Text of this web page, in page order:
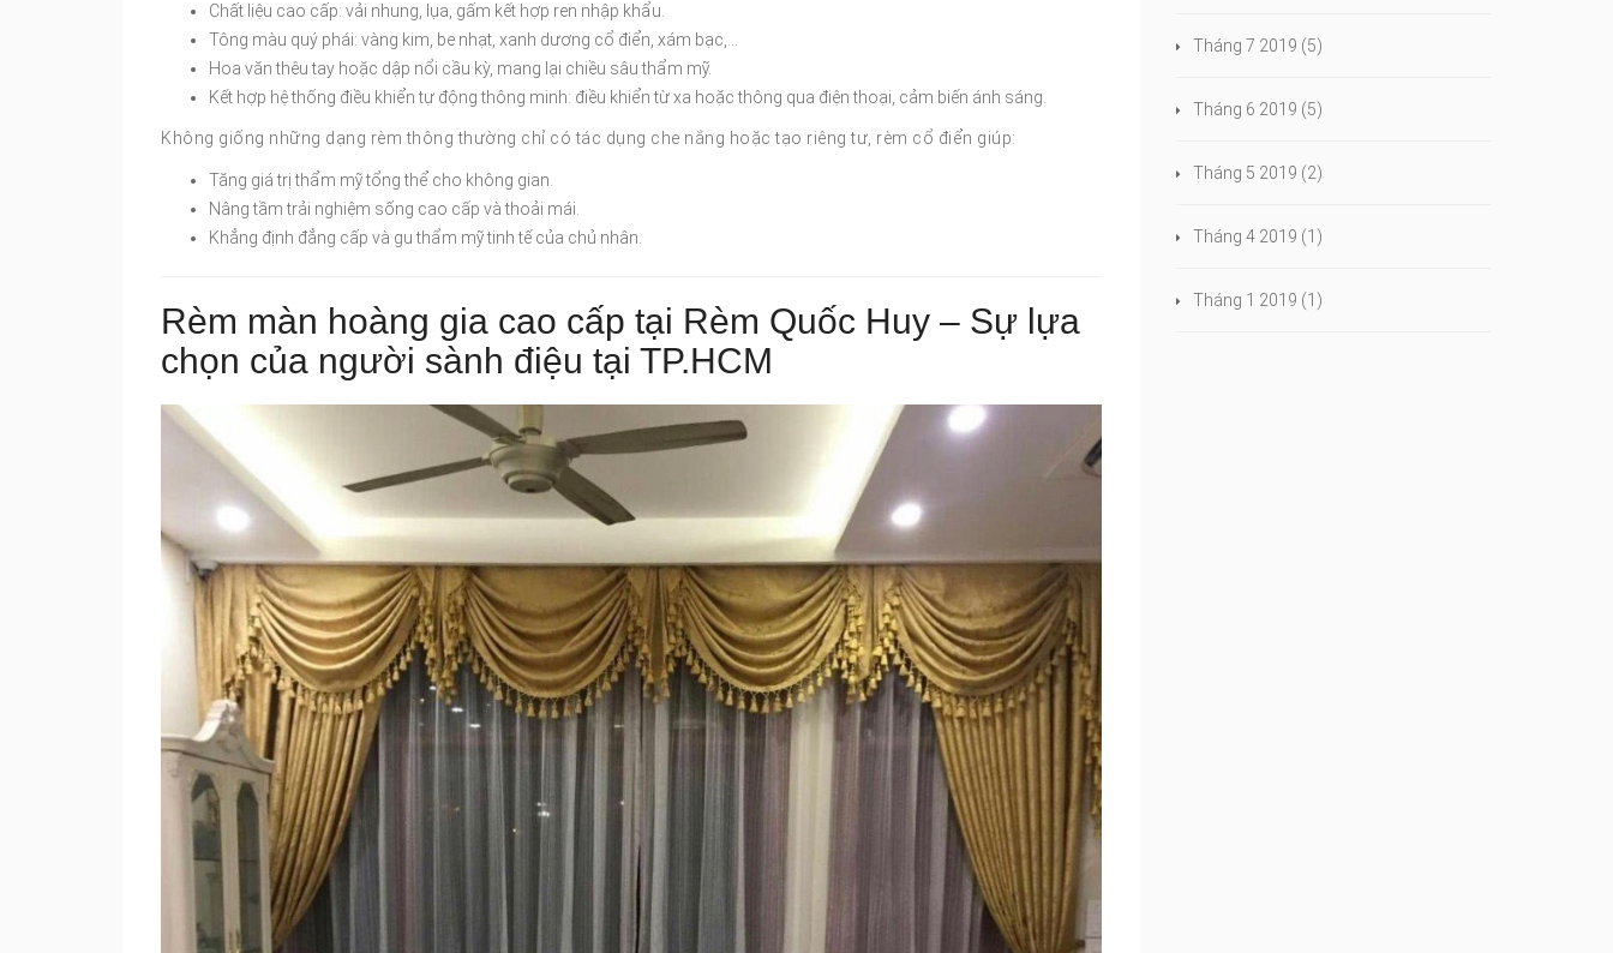
Chất liệu cao cấp: vải nhung, lụa, gấm kết hợp ren nhập khẩu.
Tông màu quý phái: vàng kim, be nhạt, xanh dương cổ điển, xám bạc,…
Hoa văn thêu tay hoặc dập nổi cầu kỳ, mang lại chiều sâu thẩm mỹ.
Kết hợp hệ thống điều khiển tự động thông minh: điều khiển từ xa hoặc thông qua điện thoại, cảm biến ánh sáng.
Không giống những dạng rèm thông thường chỉ có tác dụng che nắng hoặc tạo riêng tư, rèm cổ điển giúp:
Tăng giá trị thẩm mỹ tổng thể cho không gian.
Nâng tầm trải nghiệm sống cao cấp và thoải mái.
Khẳng định đẳng cấp và gu thẩm mỹ tinh tế của chủ nhân.
Rèm màn hoàng gia cao cấp tại Rèm Quốc Huy – Sự lựa
chọn của người sành điệu tại TP.HCM
Tháng 7 2019 (5)
Tháng 6 2019 (5)
Tháng 5 2019 (2)
Tháng 4 2019 (1)
Tháng 1 2019 (1)